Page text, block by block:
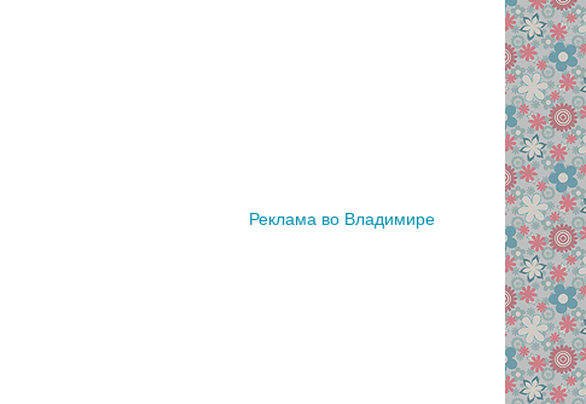
Реклама во Владимире